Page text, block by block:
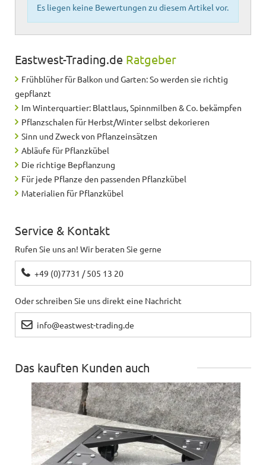
Es liegen keine Bewertungen zu diesem Artikel vor.
Eastwest-Trading.de Ratgeber
Frühblüher für Balkon und Garten: So werden sie richtig
gepflanzt
Im Winterquartier: Blattlaus, Spinnmilben & Co. bekämpfen
Pflanzschalen für Herbst/Winter selbst dekorieren
Sinn und Zweck von Pflanzeinsätzen
Abläufe für Pflanzkübel
Die richtige Bepflanzung
Für jede Pflanze den passenden Pflanzkübel
Materialien für Pflanzkübel
Service & Kontakt
Rufen Sie uns an! Wir beraten Sie gerne
+49 (0)7731 / 505 13 20
Oder schreiben Sie uns direkt eine Nachricht
info@eastwest-trading.de
Das kauften Kunden auch